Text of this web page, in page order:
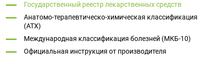
Государственный реестр лекарственных средств
Анатомо-терапевтическо-химическая классификация
(ATX)
Международная классификация болезней (МКБ-10)
Официальная инструкция от производителя